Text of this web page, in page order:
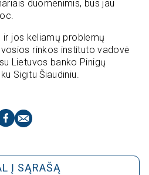
duomenimis, bus jau
jos keliamų problemų
rinkos instituto vadovė
Lietuvos banko Pinigų
Sigitu Šiaudiniu.
Į SĄRAŠĄ